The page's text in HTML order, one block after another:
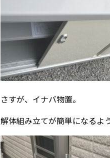
さすが、イナバ物置。
解体組み立てが簡単になるよ